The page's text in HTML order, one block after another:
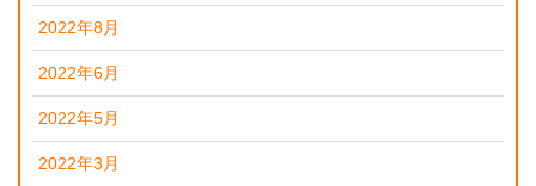
2022年8月
2022年6月
2022年5月
2022年3月